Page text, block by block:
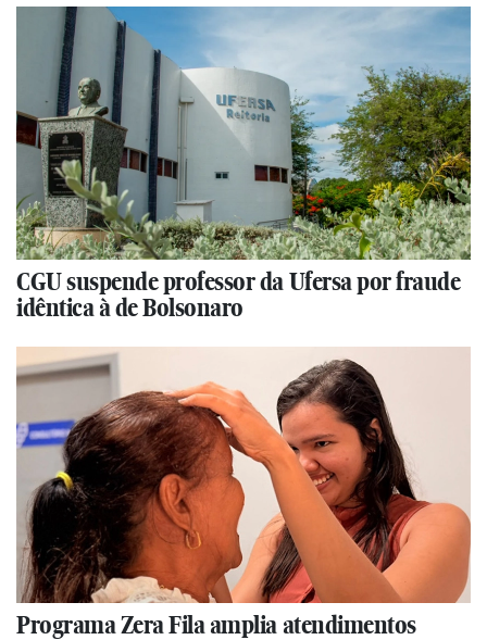
CGU suspende professor da Ufersa por fraude
idêntica à de Bolsonaro
Programa Zera Fila amplia atendimentos